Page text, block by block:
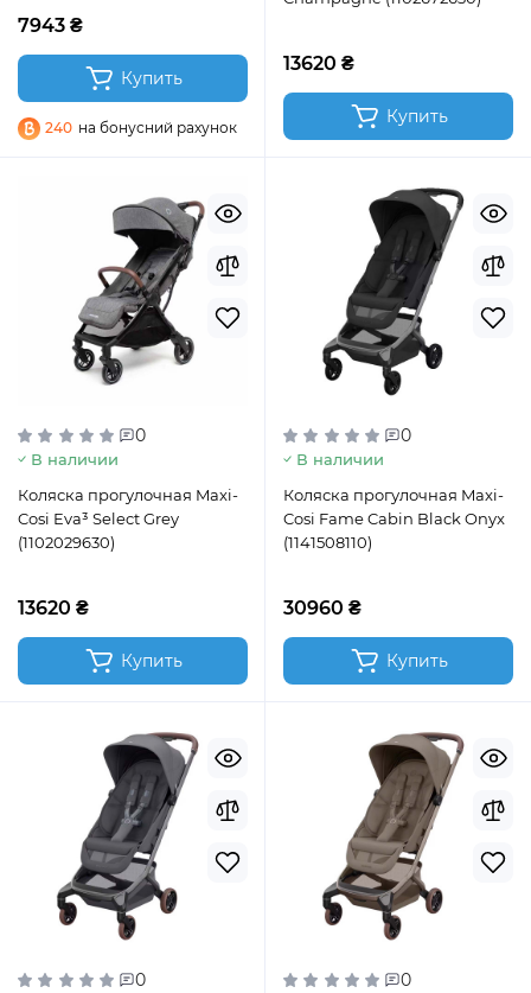
7943 ₴
Купить
240 на бонусний рахунок
13620 ₴
Купить
0
В наличии
Коляска прогулочная Maxi-
Cosi Eva³ Select Grey
(1102029630)
13620 ₴
Купить
0
В наличии
Коляска прогулочная Maxi-
Cosi Fame Cabin Black Onyx
(1141508110)
30960 ₴
Купить
0 0